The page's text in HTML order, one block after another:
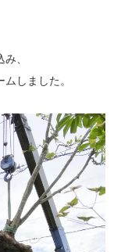
、
しました。